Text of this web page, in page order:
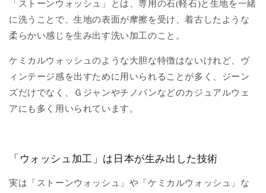
「ストーンウォッシュ」とは、専用の石(軽石)と生地を一緒
に洗うことで、生地の表面が摩擦を受け、着古したような
柔らかい感じを生み出す洗い加工のこと。
ケミカルウォッシュのような大胆な特徴はないけれど、ヴ
ィンテージ感を出すために用いられることが多く、ジーン
ズだけでなく、Ｇジャンやチノパンなどのカジュアルウェ
アにも多く用いられています。
「ウォッシュ加工」は日本が生み出した技術
実は「ストーンウォッシュ」や「ケミカルウォッシュ」な